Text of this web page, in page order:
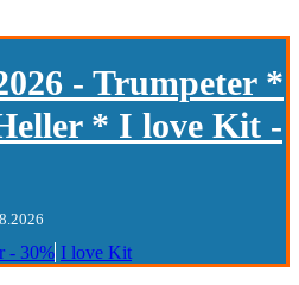
- Trumpeter *
* I love Kit -
- 30% I love Kit